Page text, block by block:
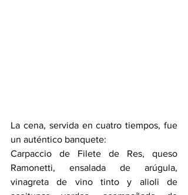
La cena, servida en cuatro tiempos, fue
un auténtico banquete:
Carpaccio de Filete de Res, queso
Ramonetti, ensalada de arúgula,
vinagreta de vino tinto y alioli de